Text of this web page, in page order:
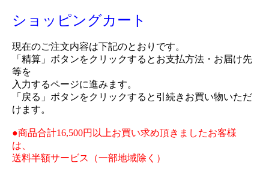
ショッピングカート
現在のご注文内容は下記のとおりです。
「精算」ボタンをクリックするとお支払方法・お届け先
等を
入力するページに進みます。
「戻る」ボタンをクリックすると引続きお買い物いただ
けます。
●商品合計16,500円以上お買い求め頂きましたお客様
は、
送料半額サービス（一部地域除く）